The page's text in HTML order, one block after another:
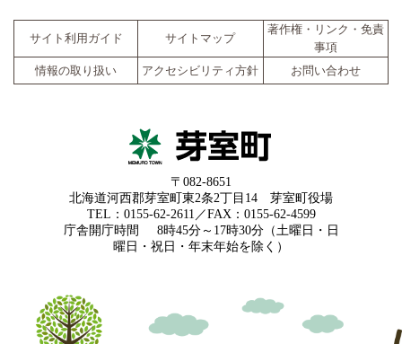
サイト利用ガイド サイトマップ
著作権・リンク・免責
事項
情報の取り扱い
アクセシビリティ方針 お問い合わせ
〒082-8651
北海道河西郡芽室町東2条2丁目14 芽室町役場
TEL：0155-62-2611／FAX：0155-62-4599
庁舎開庁時間
8時45分～17時30分（土曜日・日
曜日・祝日・年末年始を除く）